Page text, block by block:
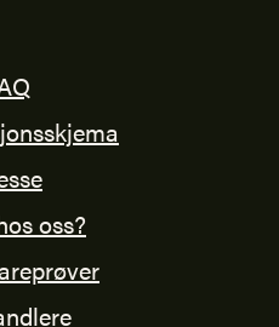
oss?